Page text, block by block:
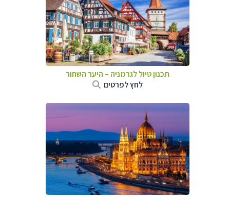
תכנון טיול לגרמניה – היער השחור
לחץ לפרטים